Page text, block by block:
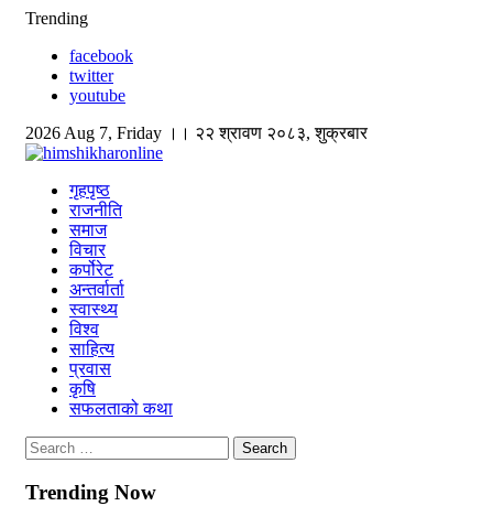
Skip
content
Trending
facebook
twitter
youtube
2026 Aug 7, Friday ।। २२ श्रावण २०८३, शुक्रबार
Himshikhar Online
गृहपृष्ठ
राजनीति
समाज
विचार
कर्पोरेट
अन्तर्वार्ता
स्वास्थ्य
विश्व
साहित्य
प्रवास
कृषि
सफलताको कथा
Search
for:
Trending Now